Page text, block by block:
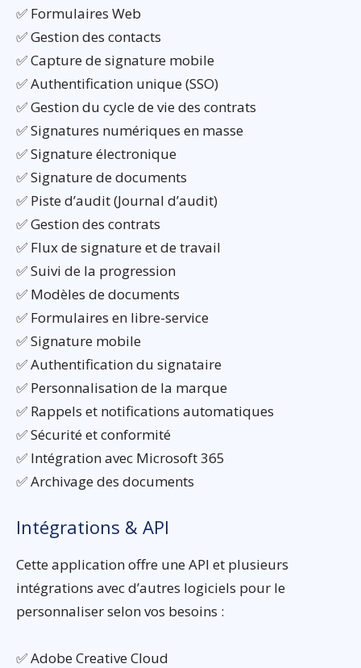
✅ Formulaires Web
✅ Gestion des contacts
✅ Capture de signature mobile
✅ Authentification unique (SSO)
✅ Gestion du cycle de vie des contrats
✅ Signatures numériques en masse
✅ Signature électronique
✅ Signature de documents
✅ Piste d’audit (Journal d’audit)
✅ Gestion des contrats
✅ Flux de signature et de travail
✅ Suivi de la progression
✅ Modèles de documents
✅ Formulaires en libre-service
✅ Signature mobile
✅ Authentification du signataire
✅ Personnalisation de la marque
✅ Rappels et notifications automatiques
✅ Sécurité et conformité
✅ Intégration avec Microsoft 365
✅ Archivage des documents
Intégrations & API
Cette application offre une API et plusieurs
intégrations avec d’autres logiciels pour le
personnaliser selon vos besoins :
✅ Adobe Creative Cloud